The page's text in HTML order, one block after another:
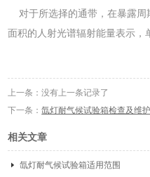
对于所选择的通带，在暴露周
面积的人射光谱辐射能量表示，
上一条：没有上一条记录了
下一条：氙灯耐气候试验箱检查及维
相关文章
氙灯耐气候试验箱适用范围